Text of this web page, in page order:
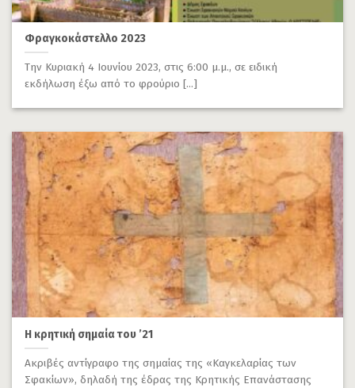
Φραγκοκάστελλο 2023
Την Κυριακή 4 Ιουνίου 2023, στις 6:00 μ.μ., σε ειδική
εκδήλωση έξω από το φρούριο [...]
Η κρητική σημαία του ’21
Ακριβές αντίγραφο της σημαίας της «Καγκελαρίας των
Σφακίων», δηλαδή της έδρας της Κρητικής Επανάστασης